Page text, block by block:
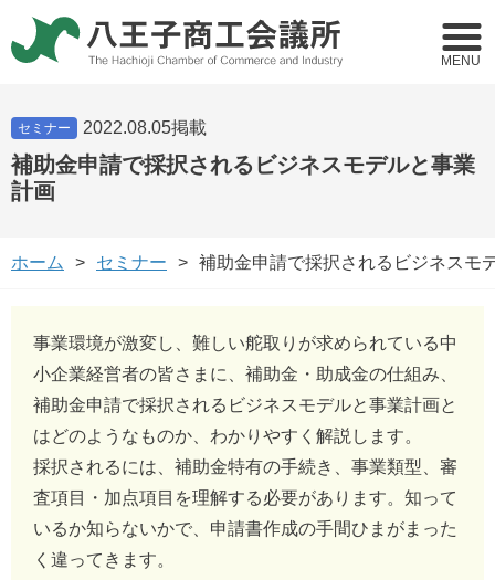
MENU
セミナー 2022.08.05掲載
補助金申請で採択されるビジネスモデルと事業
計画
ホーム セミナー 補助金申請で採択されるビジネスモ
事業環境が激変し、難しい舵取りが求められている中
小企業経営者の皆さまに、補助金・助成金の仕組み、
補助金申請で採択されるビジネスモデルと事業計画と
はどのようなものか、わかりやすく解説します。
採択されるには、補助金特有の手続き、事業類型、審
査項目・加点項目を理解する必要があります。知って
いるか知らないかで、申請書作成の手間ひまがまった
く違ってきます。